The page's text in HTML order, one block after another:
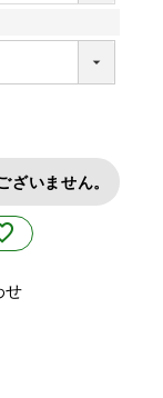
ざいません。
せ